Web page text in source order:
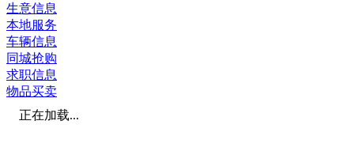
生意信息
本地服务
车辆信息
同城抢购
求职信息
物品买卖
正在加载...